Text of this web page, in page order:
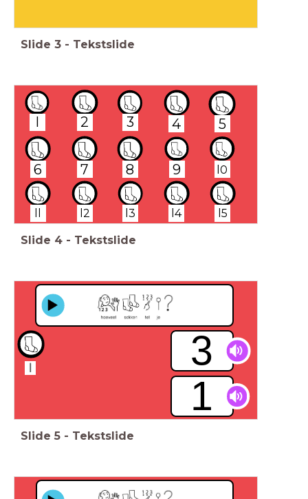
Slide 3 - Tekstslide
l 2 3 4 5
6 7 8 9 l0
l2 l3 l4 l5
Slide 4 - Tekstslide
3
1
Slide 5 - Tekstslide